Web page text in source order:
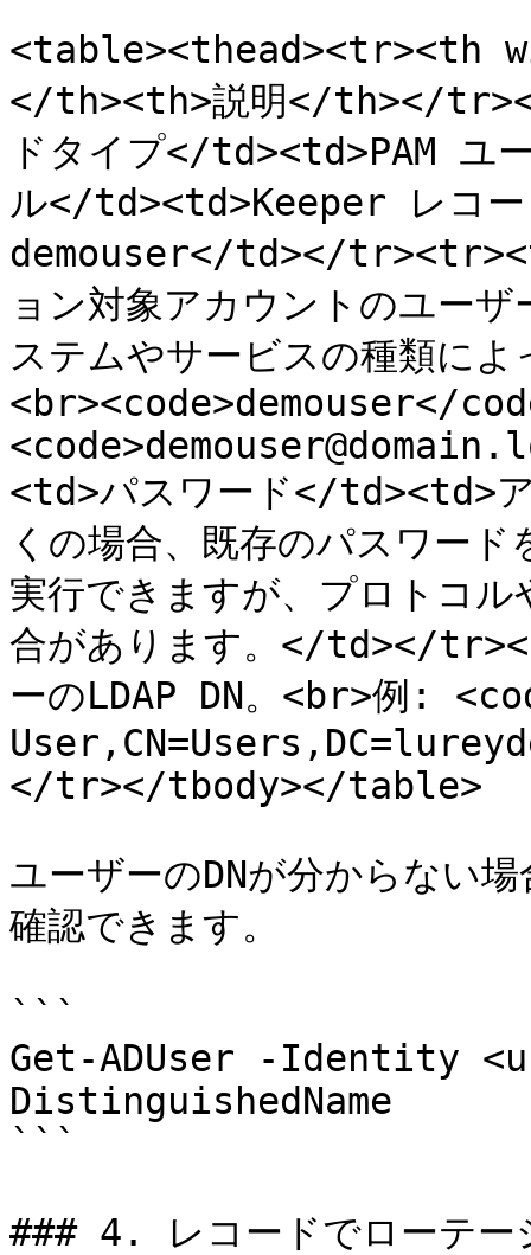
<table><thead><tr><th
</th><th>説明</th></
ドタイプ</td><td>PAM
ル</td><td>Keeper レコ
demouser</td></
ョン対象アカウントのユー
ステムやサービスの種類に
<br><code>demouser</
<td>パスワード</td><td>
くの場合、既存のパスワー
実行できますが、プロトコ
合があります。</td></
ーのLDAP DN。<br>例:
</tr></tbody></table>
ユーザーのDNが分からない
確認できます。
```
Get-ADUser -Identity
DistinguishedName
```
### 4. レコードでローテー